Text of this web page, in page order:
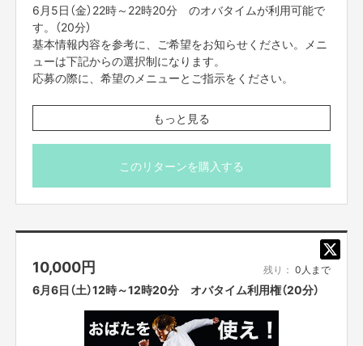
6月5日（金）22時～22時20分 のオバタイムが利用可能で
す。（20分）
基本情報内容を参考に、ご希望をお知らせください。メニ
ューは下記からの選択制になります。
応募の際に、希望のメニューとご指示をください。
【メニュー】
・カスタムものまねショー
（あなたがやってほしいものまねを組み合わせてものまね
ショーをします。）
・お歌のお兄さん
ます。もちろん一緒に歌いましょう！）
・おばたのお兄さんに相談したい。
（取り扱い説明書の通り、様々な体験をしてきました！そ
んな、おばたのお兄さんがあなたの悩みの相談に応えま
もっと見る
このリターンを購入する
10,000円 残り： 0人まで
6月6日（土）12時～12時20分 オバタイム利用権（20分）